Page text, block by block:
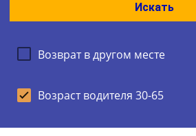
Искать
Возврат в другом месте
Возраст водителя 30-65